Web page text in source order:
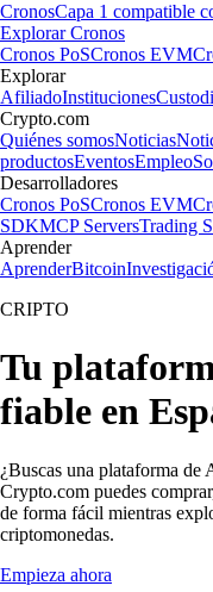
CronosCapa 1 compatible
Explorar Cronos
Cronos PoSCronos EVM
Explorar
AfiliadoInstituciones
Crypto.com
Quiénes somosNoticias
productosEventosEmpleo
Desarrolladores
Cronos PoSCronos EVM
SDKMCP ServersTrading
Aprender
AprenderBitcoin
CRIPTO
Tu
fiable en
¿Buscas una plataforma de
Crypto.com puedes
de forma fácil mientras
criptomonedas.
Empieza ahora